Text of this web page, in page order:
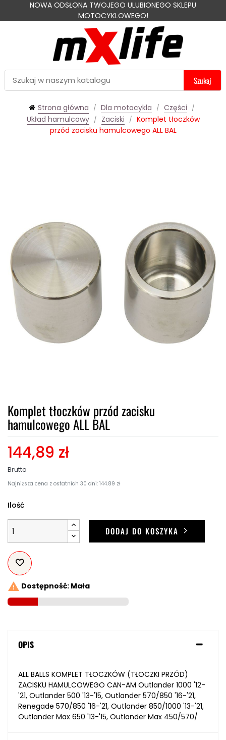
NOWA ODSŁONA TWOJEGO ULUBIONEGO SKLEPU
MOTOCYKLOWEGO!
Szukaj
Strona główna Dla motocykla
Części
Układ hamulcowy
Zaciski
Komplet tłoczków
przód zacisku hamulcowego ALL BAL
Komplet tłoczków przód zacisku
hamulcowego ALL BAL
144,89 zł
Brutto
Najniższa cena z ostatnich 30 dni: 144.89 zł
Ilość
DODAJ DO KOSZYKA
 Dostępność: Mała
OPIS
ALL BALLS KOMPLET TŁOCZKÓW (TŁOCZKI PRZÓD)
ZACISKU HAMULCOWEGO CAN-AM Outlander 1000 '12-
'21, Outlander 500 '13-'15, Outlander 570/850 '16-'21,
Renegade 570/850 '16-'21, Outlander 850/1000 '13-'21,
Outlander Max 650 '13-'15, Outlander Max 450/570/